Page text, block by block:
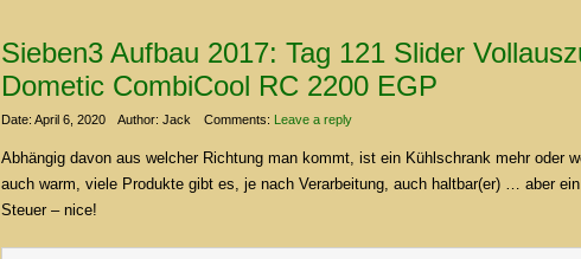
Sieben3 Aufbau 2017: Tag 121 Slider
Dometic CombiCool RC 2200 EGP
Date: April 6, 2020 Author: Jack Comments: Leave a reply
Abhängig davon aus welcher Richtung man kommt, ist ein Kühlschrank mehr oder
auch warm, viele Produkte gibt es, je nach Verarbeitung, auch haltbar(er) … aber
Steuer – nice!